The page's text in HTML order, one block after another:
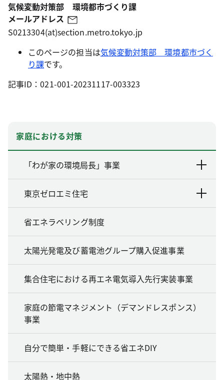
気候変動対策部 環境都市づくり課
メールアドレス
S0213304(at)section.metro.tokyo.jp
このページの担当は気候変動対策部 環境都市づく
り課です。
記事ID：021-001-20231117-003323
家庭における対策
「わが家の環境局長」事業
東京ゼロエミ住宅
省エネラベリング制度
太陽光発電及び蓄電池グループ購入促進事業
集合住宅における再エネ電気導入先行実装事業
家庭の節電マネジメント（デマンドレスポンス）
事業
自分で簡単・手軽にできる省エネDIY
太陽熱・地中熱